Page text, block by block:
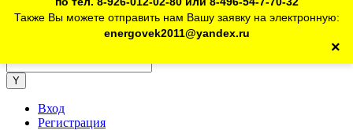
telegram Розничный магазин:+7 (925) 902-46-10
Также Вы можете отправить нам Вашу заявку на электронную:
energovek2011@yandex.ru
×
Вход
Регистрация